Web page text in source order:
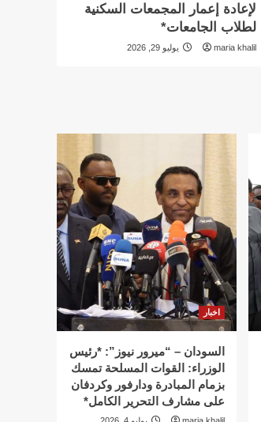
لإعادة إعمار المجمعات السكنية
لطلاب الجامعات*
maria khalil يوليو 29, 2026
اخبار
السودان – “ميرور نيوز”: *رئيس
الوزراء: القوات المسلحة تمسك
بزمام المبادرة ودارفور وكردفان
على مشارف التحرير الكامل*